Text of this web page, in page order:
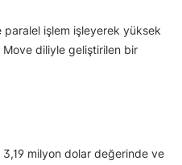
paralel işlem işleyerek yüksek
diliyle geliştirilen bir
3,19 milyon dolar değerinde ve